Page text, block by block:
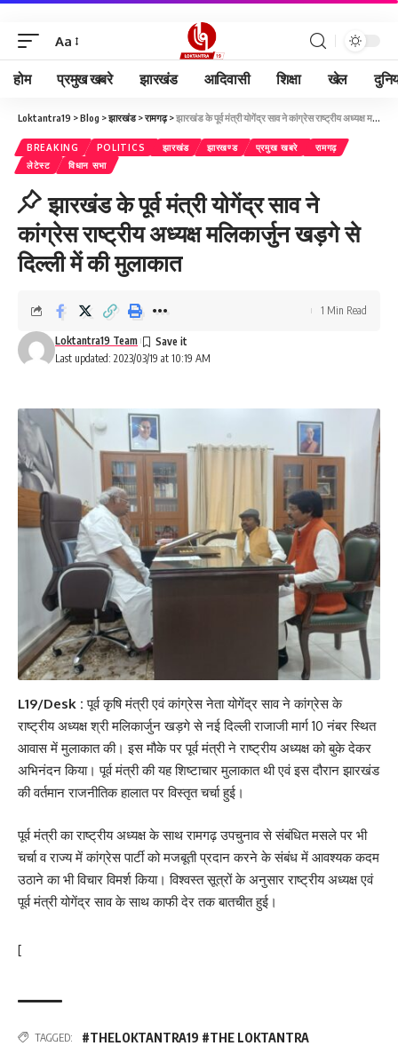
Aa
होम प्रमुख खबरे झारखंड आदिवासी शिक्षा खेल
Loktantra19 >Blog >झारखंड>रामगढ़>झारखंड के पूर्व मंत्री योगेंद्र साव ने कांग्रेस राष्ट्रीय अध्यक्ष मलिकार्जुन खड़गे से दिल्ली में की मुलाकात
BREAKING POLITICS झारखंड झारखण्ड प्रमुख खबरे
रामगढ़
लेटेस्ट
विधान सभा
झारखंड के पूर्व मंत्री योगेंद्र साव ने
कांग्रेस राष्ट्रीय अध्यक्ष मलिकार्जुन खड़गे से
दिल्ली में की मुलाकात
Last updated: 2023/03/19 at 10:19 AM
Loktantra19 Team
1 Min Read
L19/Desk : पूर्व कृषि मंत्री एवं कांग्रेस नेता योगेंद्र साव ने कांग्रेस के
राष्ट्रीय अध्यक्ष श्री मलिकार्जुन खड़गे से नई दिल्ली राजाजी मार्ग 10 नंबर स्थित
आवास में मुलाकात की। इस मौके पर पूर्व मंत्री ने राष्ट्रीय अध्यक्ष को बुके देकर
अभिनंदन किया। पूर्व मंत्री की यह शिष्टाचार मुलाकात थी एवं इस दौरान झारखंड
की वर्तमान राजनीतिक हालात पर विस्तृत चर्चा हुई।
पूर्व मंत्री का राष्ट्रीय अध्यक्ष के साथ रामगढ़ उपचुनाव से संबंधित मसले पर भी
चर्चा व राज्य में कांग्रेस पार्टी को मजबूती प्रदान करने के संबंध में आवश्यक कदम
उठाने का भी विचार विमर्श किया। विश्वस्त सूत्रों के अनुसार राष्ट्रीय अध्यक्ष एवं
पूर्व मंत्री योगेंद्र साव के साथ काफी देर तक बातचीत हुई।
[
TAGGED:
#THELOKTANTRA19 #THE LOKTANTRA